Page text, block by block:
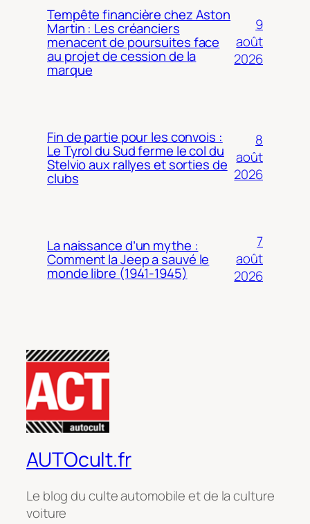
Tempête financière chez Aston
Martin : Les créanciers
menacent de poursuites face
au projet de cession de la
marque
9
août
2026
Fin de partie pour les convois :
Le Tyrol du Sud ferme le col du
Stelvio aux rallyes et sorties de
clubs
8
août
2026
La naissance d’un mythe :
Comment la Jeep a sauvé le
monde libre (1941-1945)
7
août
2026
AUTOcult.fr
Le blog du culte automobile et de la culture
voiture